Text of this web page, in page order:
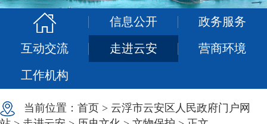
信息公开 政务服务
互动交流 走进云安 营商环境
工作机构
当前位置： 首页 > 云浮市云安区人民政府门户网